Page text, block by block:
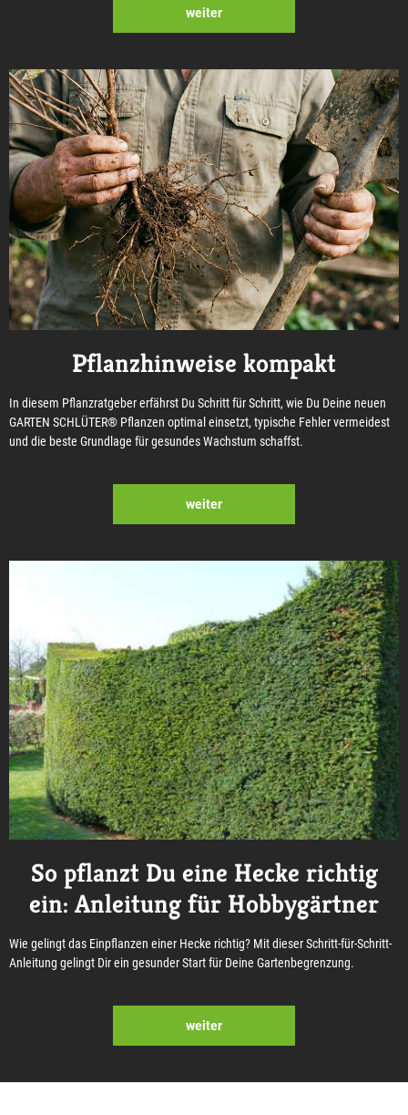
weiter
Pflanzhinweise kompakt
In diesem Pflanzratgeber erfährst Du Schritt für Schritt, wie Du Deine neuen
GARTEN SCHLÜTER® Pflanzen optimal einsetzt, typische Fehler vermeidest
und die beste Grundlage für gesundes Wachstum schaffst.
weiter
So pflanzt Du eine Hecke richtig
ein: Anleitung für Hobbygärtner
Wie gelingt das Einpflanzen einer Hecke richtig? Mit dieser Schritt-für-Schritt-
Anleitung gelingt Dir ein gesunder Start für Deine Gartenbegrenzung.
weiter